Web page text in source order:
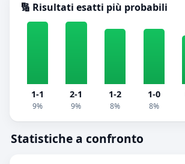
🔢 Risultati esatti più probabili
1-1
9%
2-1
9%
1-2
8%
1-0
8%
Statistiche a confronto